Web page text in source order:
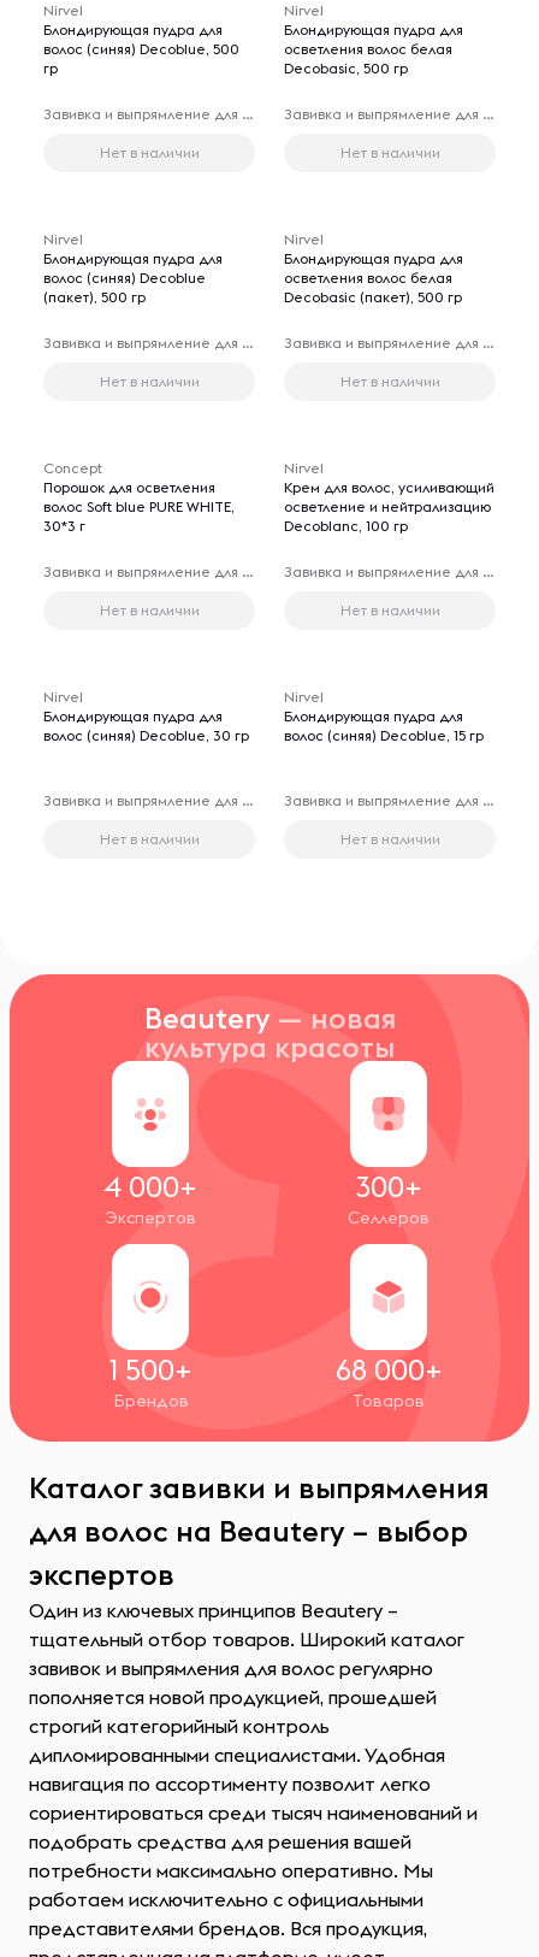
Nirvel
Блондирующая пудра для
волос (синяя) Decoblue, 500
гр
Завивка и выпрямление для волос
Нет в наличии
Nirvel
Блондирующая пудра для
осветления волос белая
Decobasic, 500 гр
Завивка и выпрямление для волос
Нет в наличии
Nirvel
Блондирующая пудра для
волос (синяя) Decoblue
(пакет), 500 гр
Завивка и выпрямление для волос
Нет в наличии
Nirvel
Блондирующая пудра для
осветления волос белая
Decobasic (пакет), 500 гр
Завивка и выпрямление для волос
Нет в наличии
Concept
Порошок для осветления
волос Soft blue PURE WHITE,
30*3 г
Завивка и выпрямление для волос
Нет в наличии
Nirvel
Крем для волос, усиливающий
осветление и нейтрализацию
Decoblanc, 100 гр
Завивка и выпрямление для волос
Нет в наличии
Nirvel
Блондирующая пудра для
волос (синяя) Decoblue, 30 гр
Завивка и выпрямление для волос
Нет в наличии
Nirvel
Блондирующая пудра для
волос (синяя) Decoblue, 15 гр
Завивка и выпрямление для волос
Нет в наличии
Beautery — новая
культура красоты
4 000+
Экспертов
300+
Селлеров
1 500+
Брендов
68 000+
Товаров
Каталог завивки и выпрямления
для волос на Beautery – выбор
экспертов
Один из ключевых принципов Beautery –
тщательный отбор товаров. Широкий каталог
завивок и выпрямления для волос регулярно
пополняется новой продукцией, прошедшей
строгий категорийный контроль
дипломированными специалистами. Удобная
навигация по ассортименту позволит легко
сориентироваться среди тысяч наименований и
подобрать средства для решения вашей
потребности максимально оперативно. Мы
работаем исключительно с официальными
представителями брендов. Вся продукция,